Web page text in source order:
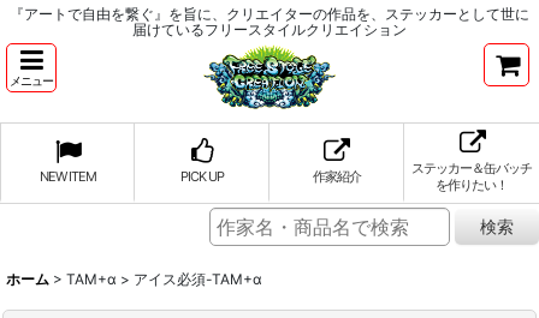
『アートで自由を繋ぐ』を旨に、クリエイターの作品を、ステッカーとして世に
届けているフリースタイルクリエイション
メニュー
NEW ITEM PICK UP 作家紹介
ステッカー＆缶バッチ
を作りたい！
ホーム > TAM+α > アイス必須-TAM+α